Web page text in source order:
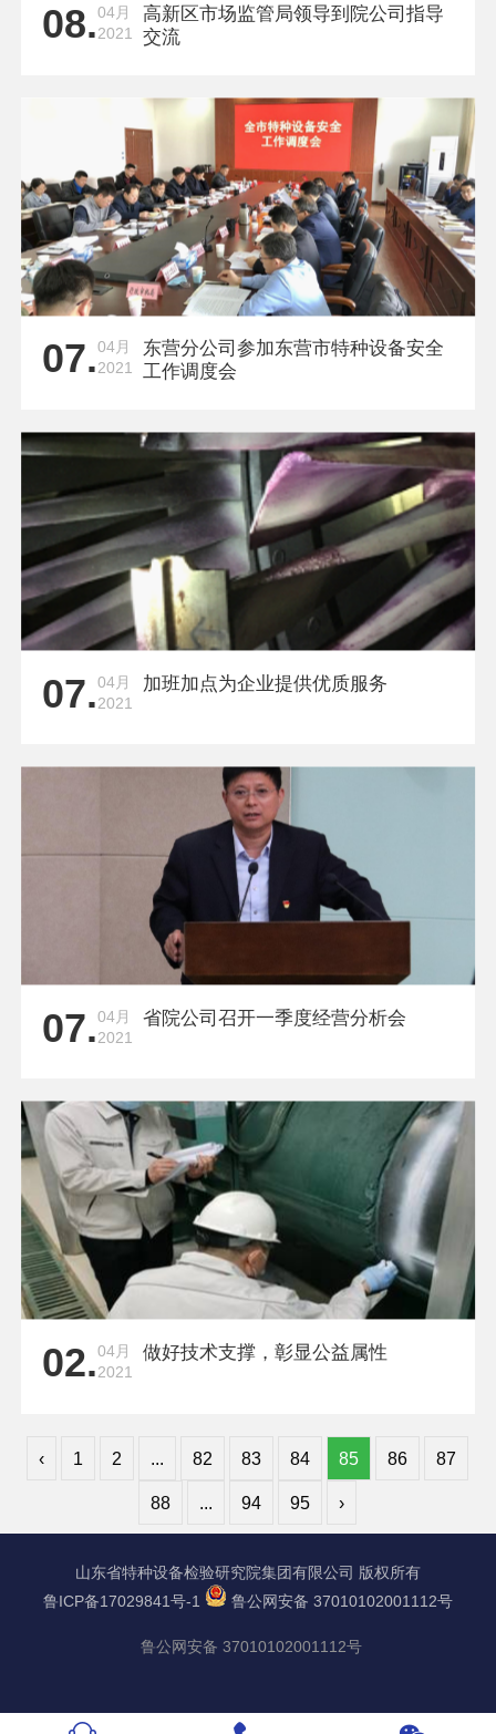
08.04月
2021
高新区市场监管局领导到院公司指导
交流
07.04月
2021
东营分公司参加东营市特种设备安全
工作调度会
07.04月
2021
加班加点为企业提供优质服务
07.04月
2021
省院公司召开一季度经营分析会
02.04月
2021
做好技术支撑，彰显公益属性
‹ 1 2 ... 82 83 84 85 86 87
88 ... 94 95 ›
山东省特种设备检验研究院集团有限公司 版权所有
鲁ICP备17029841号-1
鲁公网安备 37010102001112号
鲁公网安备 37010102001112号